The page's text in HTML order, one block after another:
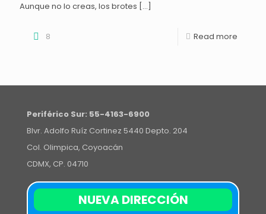
Aunque no lo creas, los brotes […]
8 Read more
Periférico Sur: 55-4163-6900
Blvr. Adolfo Ruíz Cortinez 5440 Depto. 204
Col. Olimpica, Coyoacán
CDMX, CP. 04710
NUEVA DIRECCIÓN